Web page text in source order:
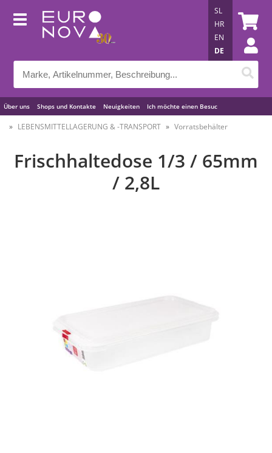
Über uns Shops und Kontakte Neuigkeiten Ich möchte einen Besuc
Nützliche Tipps
SL
HR
EN
DE
LEBENSMITTELLAGERUNG & -TRANSPORT Vorratsbehälter
Frischhaltedose 1/3 / 65mm
/ 2,8L